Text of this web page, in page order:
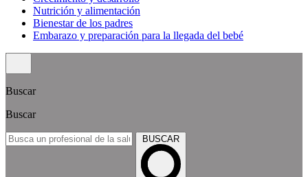
Nutrición y alimentación
Bienestar de los padres
Embarazo y preparación para la llegada del bebé
Buscar
Buscar
BUSCAR